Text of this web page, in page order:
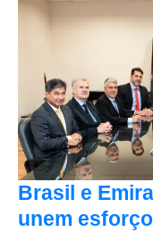
Brasil e
unem